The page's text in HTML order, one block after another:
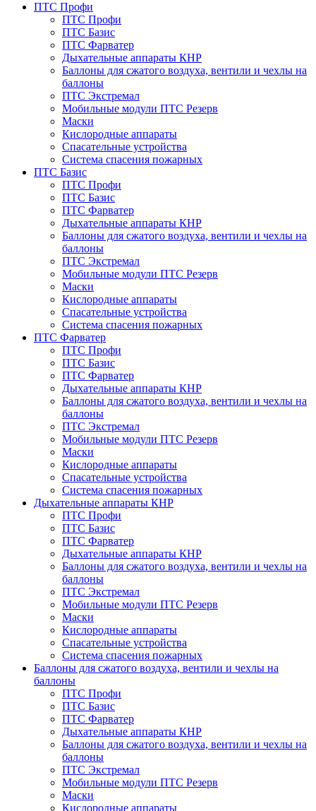
ПТС Профи
ПТС Профи
ПТС Базис
ПТС Фарватер
Дыхательные аппараты КНР
Баллоны для сжатого воздуха, вентили и чехлы на
баллоны
ПТС Экстремал
Мобильные модули ПТС Резерв
Маски
Кислородные аппараты
Спасательные устройства
Система спасения пожарных
ПТС Базис
ПТС Профи
ПТС Базис
ПТС Фарватер
Дыхательные аппараты КНР
Баллоны для сжатого воздуха, вентили и чехлы на
баллоны
ПТС Экстремал
Мобильные модули ПТС Резерв
Маски
Кислородные аппараты
Спасательные устройства
Система спасения пожарных
ПТС Фарватер
ПТС Профи
ПТС Базис
ПТС Фарватер
Дыхательные аппараты КНР
Баллоны для сжатого воздуха, вентили и чехлы на
баллоны
ПТС Экстремал
Мобильные модули ПТС Резерв
Маски
Кислородные аппараты
Спасательные устройства
Система спасения пожарных
Дыхательные аппараты КНР
ПТС Профи
ПТС Базис
ПТС Фарватер
Дыхательные аппараты КНР
Баллоны для сжатого воздуха, вентили и чехлы на
баллоны
ПТС Экстремал
Мобильные модули ПТС Резерв
Маски
Кислородные аппараты
Спасательные устройства
Система спасения пожарных
Баллоны для сжатого воздуха, вентили и чехлы на
баллоны
ПТС Профи
ПТС Базис
ПТС Фарватер
Дыхательные аппараты КНР
Баллоны для сжатого воздуха, вентили и чехлы на
баллоны
ПТС Экстремал
Мобильные модули ПТС Резерв
Маски
Кислородные аппараты